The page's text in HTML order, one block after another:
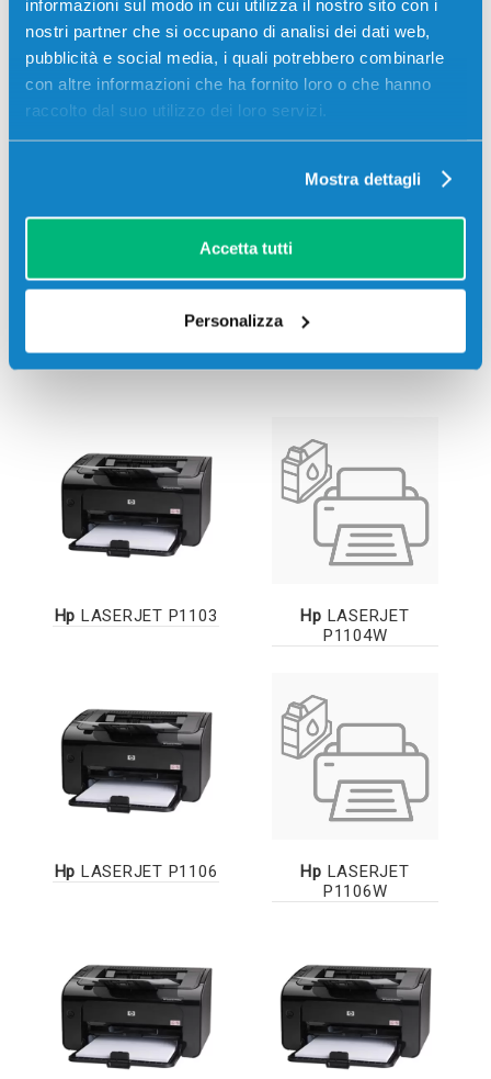
informazioni sul modo in cui utilizza il nostro sito con i
nostri partner che si occupano di analisi dei dati web,
pubblicità e social media, i quali potrebbero combinarle
con altre informazioni che ha fornito loro o che hanno
raccolto dal suo utilizzo dei loro servizi.
Mostra dettagli
Accetta tutti
Personalizza
P1002WL
Hp
SERIES
LASERJET P1101 Hp
Hp LASERJET P1103 Hp LASERJET
P1104W
Hp LASERJET P1106 Hp LASERJET
P1106W